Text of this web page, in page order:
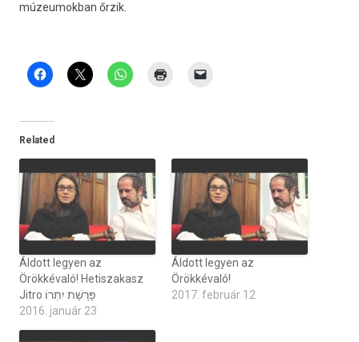
múzeumok­ban őrzik.
Related
Áldott legyen az
Örökkévaló! Hetiszakasz
Jitro פָּרָשָׁת יִתְרוֹ
2016. január 23
Áldott legyen az
Örökkévaló!
2017. február 12